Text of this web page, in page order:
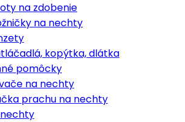
na zdobenie
na nechty
kopýtka, dlátka
pomôcky
na nechty
prachu na nechty